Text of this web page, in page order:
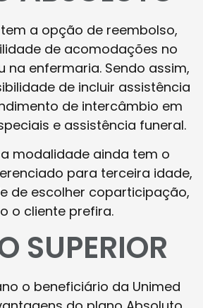
a opção de reembolso,
de acomodações no
na enfermaria. Sendo assim,
de incluir assistência
de intercâmbio em
e assistência funeral.
modalidade ainda tem o
para terceira idade,
de escolher coparticipação,
o cliente prefira.
SUPERIOR
o beneficiário da Unimed